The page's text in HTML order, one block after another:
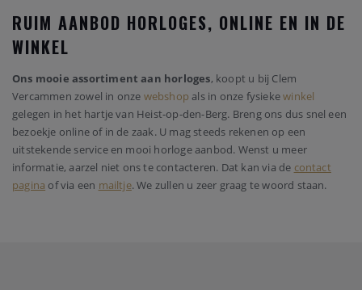
RUIM AANBOD HORLOGES, ONLINE EN IN DE
WINKEL
Ons mooie assortiment aan horloges, koopt u bij Clem
Vercammen zowel in onze webshop als in onze fysiekewinkel
gelegen in het hartje van Heist-op-den-Berg. Breng ons dus snel een
bezoekje online of in de zaak. U mag steeds rekenen op een
uitstekende service en mooi horloge aanbod. Wenst u meer
informatie, aarzel niet ons te contacteren. Dat kan via de contact
pagina of via een mailtje. We zullen u zeer graag te woord staan.